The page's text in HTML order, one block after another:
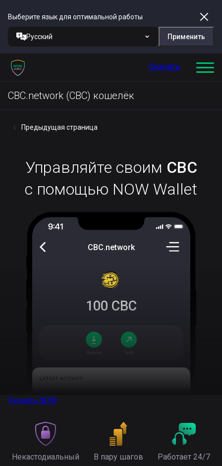
Выберите язык для оптимальной работы
Русский Применить
Скачать
CBC.network (CBC) кошелёк
Предыдущая страница
Управляйте своим CBC
с помощью NOW Wallet
CBC.network
100 CBC
Скачать NOW
Некастодиальный В пару шагов Работает 24/7